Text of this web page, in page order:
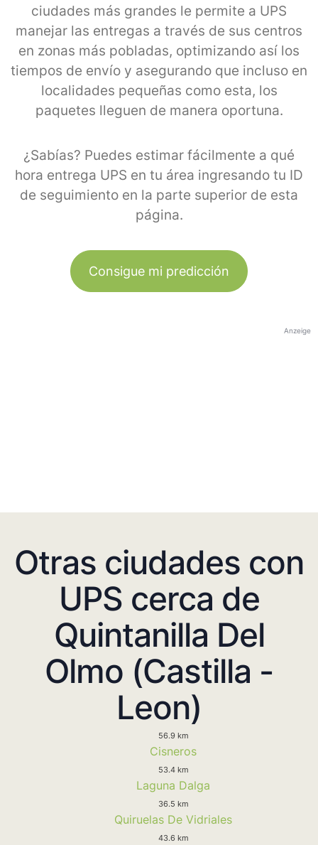
ciudades más grandes le permite a UPS
manejar las entregas a través de sus centros
en zonas más pobladas, optimizando así los
tiempos de envío y asegurando que incluso en
localidades pequeñas como esta, los
paquetes lleguen de manera oportuna.
¿Sabías? Puedes estimar fácilmente a qué
hora entrega UPS en tu área ingresando tu ID
de seguimiento en la parte superior de esta
página.
Consigue mi predicción
Anzeige
Otras ciudades con
UPS cerca de
Quintanilla Del
Olmo (Castilla -
Leon)
56.9 km
Cisneros
53.4 km
Laguna Dalga
36.5 km
Quiruelas De Vidriales
43.6 km